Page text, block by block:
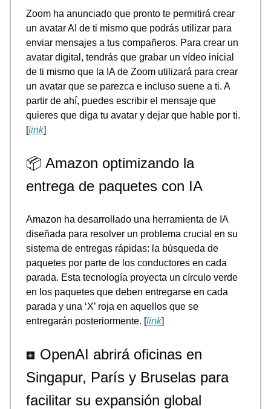
Zoom ha anunciado que pronto te permitirá crear
un avatar AI de ti mismo que podrás utilizar para
enviar mensajes a tus compañeros. Para crear un
avatar digital, tendrás que grabar un vídeo inicial
de ti mismo que la IA de Zoom utilizará para crear
un avatar que se parezca e incluso suene a ti. A
partir de ahí, puedes escribir el mensaje que
quieres que diga tu avatar y dejar que hable por ti.
[link]
📦 Amazon optimizando la
entrega de paquetes con IA
Amazon ha desarrollado una herramienta de IA
diseñada para resolver un problema crucial en su
sistema de entregas rápidas: la búsqueda de
paquetes por parte de los conductores en cada
parada. Esta tecnología proyecta un círculo verde
en los paquetes que deben entregarse en cada
parada y una ‘X’ roja en aquellos que se
entregarán posteriormente. [link]
🏢
OpenAI abrirá oficinas en
Singapur, París y Bruselas para
facilitar su expansión global